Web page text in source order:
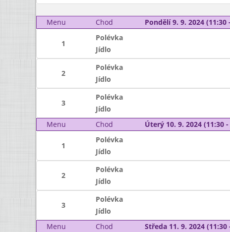
Menu
Chod Pondělí 9. 9. 2024 (11:30
1
Polévka
Jídlo
2
Polévka
Jídlo
3
Polévka
Jídlo
Menu
Chod Úterý 10. 9. 2024 (11:30 -
1
Polévka
Jídlo
2
Polévka
Jídlo
3
Polévka
Jídlo
Menu
Chod Středa 11. 9. 2024 (11:30